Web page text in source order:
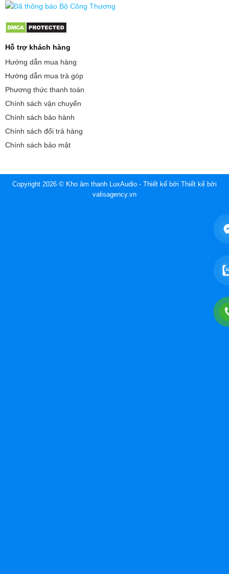
Hỗ trợ khách hàng
Hướng dẫn mua hàng
Hướng dẫn mua trả góp
Phương thức thanh toán
Chính sách vận chuyển
Chính sách bảo hành
Chính sách đổi trả hàng
Chính sách bảo mật
Copyright 2026 © Kho âm thanh LuxAudio - Thiết kế bởi Thiết kế bởi
valisagency.vn